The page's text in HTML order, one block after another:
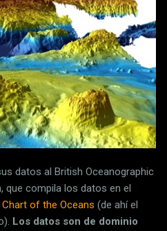
datos al British Oceanographic
que compila los datos en el
of the Oceans (de ahí el
Los datos son de dominio